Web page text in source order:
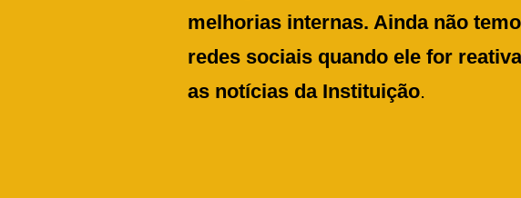
melhorias internas. Ainda não
redes sociais quando ele for
as notícias da Instituição.